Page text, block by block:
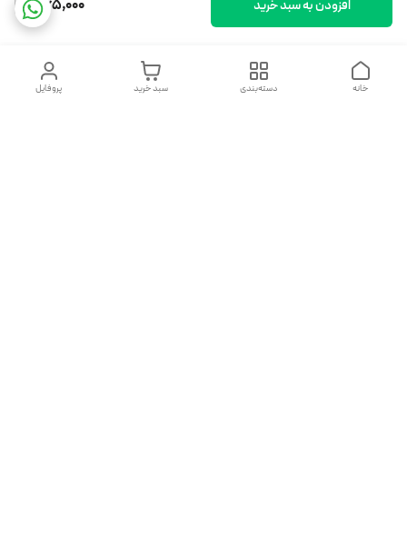
365,000 افزودن به سبد خرید
پروفایل سبد خرید دسته‌بندی خانه